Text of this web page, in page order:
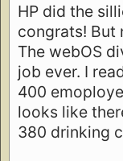
HP did the
congrats! But
The webOS
job ever. I
400
looks like
380 drinking